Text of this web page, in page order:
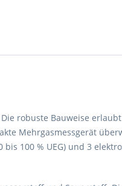
robuste Bauweise
Mehrgasmessgerät
100 % UEG) und 3